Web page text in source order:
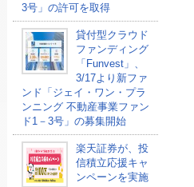
3号」の許可を取得
貸付型クラウド
ファンディング
「Funvest」、
3/17より新ファ
ンド「ジェイ・ワン・プラ
ンニング 不動産事業ファン
ド1－3号」の募集開始
楽天証券が、投
信積立応援キャ
ンペーンを実施